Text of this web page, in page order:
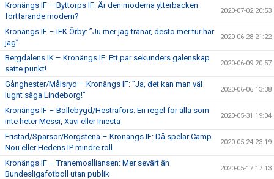
Kronängs IF – Byttorps IF: Är den moderna ytterbacken
fortfarande modern?
2020-07-02 20:53
Kronängs IF – IFK Örby: ”Ju mer jag tränar, desto mer tur har
jag”
2020-06-28 21:22
Bergdalens IK – Kronängs IF: Ett par sekunders galenskap
satte punkt!
2020-06-09 20:57
Gånghester/Målsryd – Kronängs IF: ”Ja, det kan man väl
lugnt säga Lindeborg!”
2020-06-06 13:38
Kronängs IF – Bollebygd/Hestrafors: En regel för alla som
inte heter Messi, Xavi eller Iniesta
2020-05-31 19:04
Fristad/Sparsör/Borgstena – Kronängs IF: Då spelar Camp
Nou eller Hedens IP mindre roll
2020-05-24 23:19
Kronängs IF – Tranemoalliansen: Mer sevärt än
Bundesligafotboll utan publik
2020-05-17 17:13